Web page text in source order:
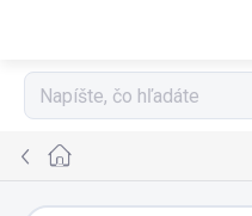
Domov